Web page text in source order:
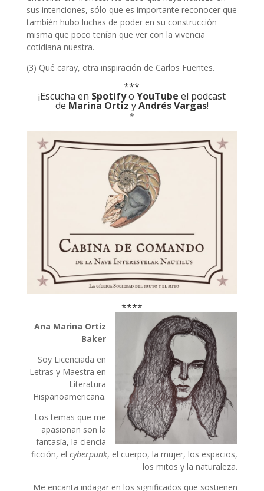
sus intenciones, sólo que es importante reconocer que
también hubo luchas de poder en su construcción
misma que poco tenían que ver con la vivencia
cotidiana nuestra.
(3) Qué caray, otra inspiración de Carlos Fuentes.
***
¡Escucha en Spotifyo YouTube el podcast
de Marina Ortiz yAndrés Vargas!
*
****
Ana Marina Ortiz
Baker
Soy Licenciada en
Letras y Maestra en
Literatura
Hispanoamericana.
Los temas que me
apasionan son la
fantasía, la ciencia
ficción, elcyberpunk, el cuerpo, la mujer, los espacios,
los mitos y la naturaleza.
Me encanta indagar en los significados que sostienen